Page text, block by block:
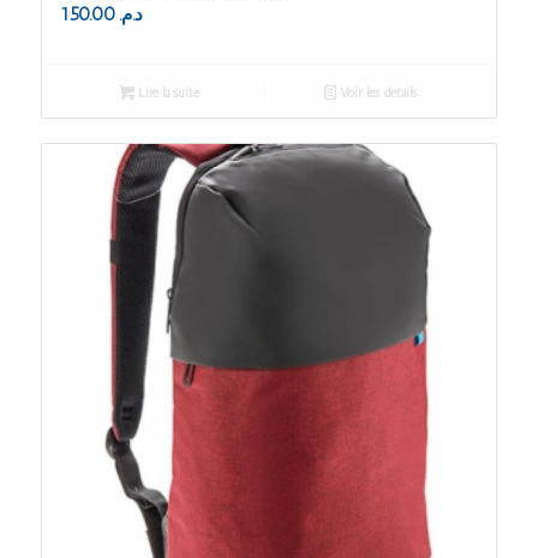
د.م. 150.00
Lire la suite Voir les détails